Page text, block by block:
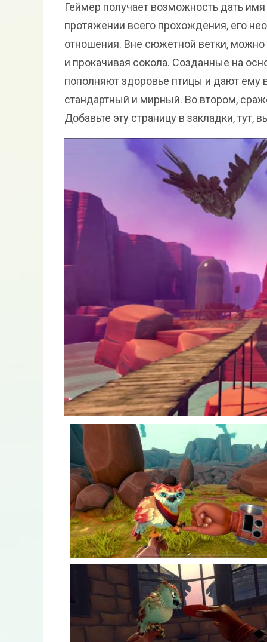
Геймер получает возможность дать
протяжении всего прохождения, его
отношения. Вне сюжетной ветки, можно
и прокачивая сокола. Созданные на
пополняют здоровье птицы и дают ему
стандартный и мирный. Во втором,
Добавьте эту страницу в закладки, тут,